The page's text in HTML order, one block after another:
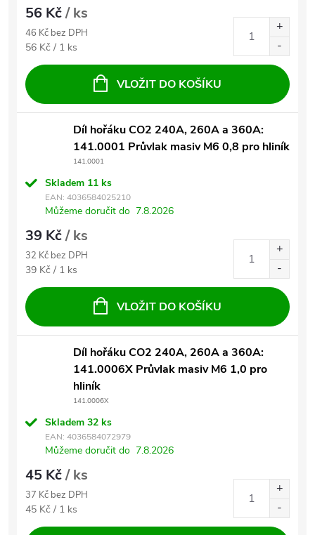
56 Kč/ ks
46 Kč bez DPH
Měrná cena:
56 Kč / 1 ks
VLOŽIT DO KOŠÍKU
Díl hořáku CO2 240A, 260A a 360A:
141.0001 Průvlak masiv M6 0,8 pro hliník
141.0001
Skladem 11 ks
EAN: 4036584025210
Můžeme doručit do 7.8.2026
39 Kč/ ks
32 Kč bez DPH
Měrná cena:
39 Kč / 1 ks
VLOŽIT DO KOŠÍKU
Díl hořáku CO2 240A, 260A a 360A:
141.0006X Průvlak masiv M6 1,0 pro
hliník
141.0006X
Skladem 32 ks
EAN: 4036584072979
Můžeme doručit do 7.8.2026
45 Kč/ ks
37 Kč bez DPH
Měrná cena:
45 Kč / 1 ks